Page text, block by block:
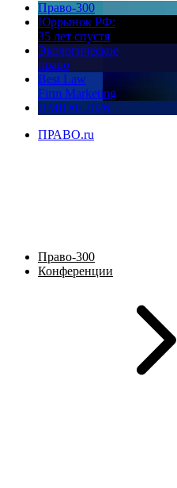
Право-300
Юррынок РФ:
35 лет спустя
Экологическое
право
Best Law
Firm Marketing
ПМЮФ 2026
ПРАВО.ru
Право-300
Конференции